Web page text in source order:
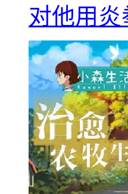
对他用